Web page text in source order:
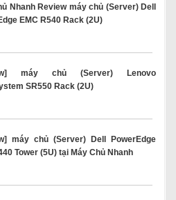
Nhanh Review máy chủ (Server) Dell
EMC R540 Rack (2U)
máy chủ (Server) Lenovo
SR550 Rack (2U)
máy chủ (Server) Dell PowerEdge
Tower (5U) tại Máy Chủ Nhanh